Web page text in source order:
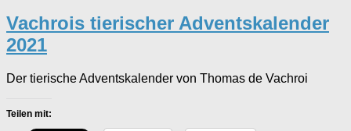
Vachrois tierischer Adventskalender
2021
Der tierische Adventskalender von Thomas de Vachroi
Teilen mit: